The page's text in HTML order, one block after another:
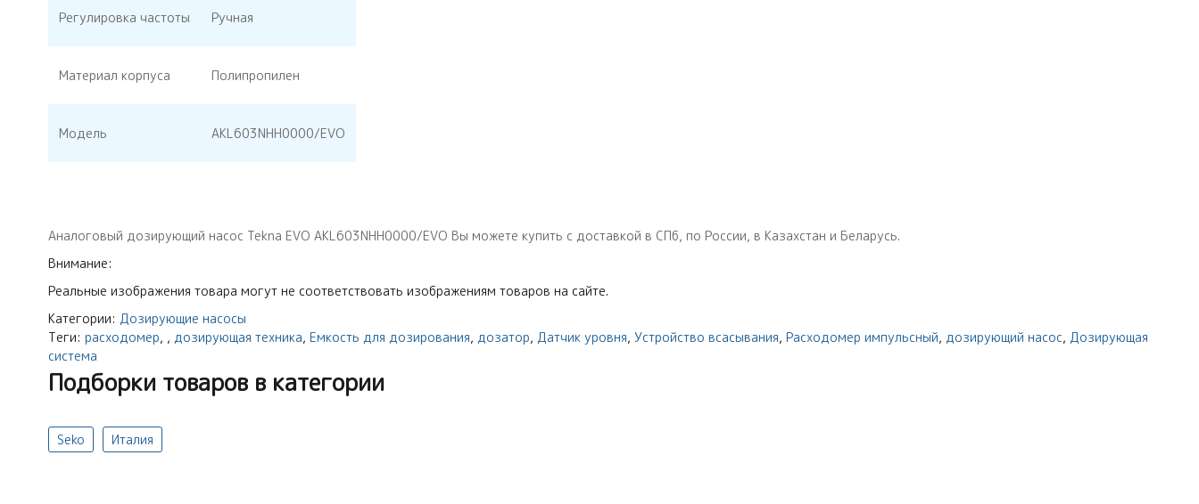
Регулировка частоты Ручная
Материал корпуса Полипропилен
Модель AKL603NHH0000/EVO
Аналоговый дозирующий насос Tekna EVO AKL603NHH0000/EVO Вы можете купить с доставкой в СПб, по России, в Казахстан и Беларусь.
Внимание:
Реальные изображения товара могут не соответствовать изображениям товаров на сайте.
Категории: Дозирующие насосы
Теги: расходомер, , дозирующая техника, Емкость для дозирования, дозатор, Датчик уровня, Устройство всасывания, Расходомер импульсный, дозирующий насос, Дозирующая
система
Подборки товаров в категории
Seko Италия